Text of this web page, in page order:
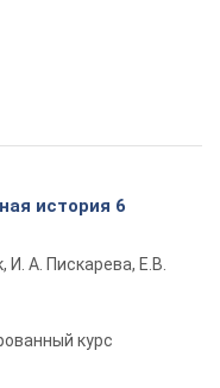
история 6
И. А. Пискарева, Е.В.
курс